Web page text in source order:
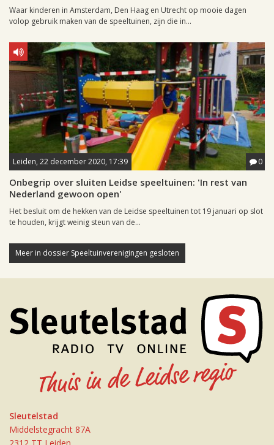
Waar kinderen in Amsterdam, Den Haag en Utrecht op mooie dagen
volop gebruik maken van de speeltuinen, zijn die in...
Leiden, 22 december 2020, 17:39 0
Onbegrip over sluiten Leidse speeltuinen: 'In rest van
Nederland gewoon open'
Het besluit om de hekken van de Leidse speeltuinen tot 19 januari op slot
te houden, krijgt weinig steun van de...
Meer in dossier Speeltuinverenigingen gesloten
Sleutelstad
Middelstegracht 87A